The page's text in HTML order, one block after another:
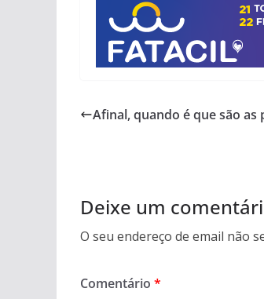
Afinal, quando é que são as
Deixe um
O seu endereço de email não
Comentário *